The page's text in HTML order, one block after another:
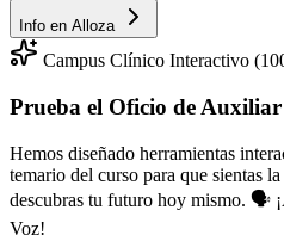
Info en Alloza
Campus Clínico Interactivo
Prueba el Oficio de Auxiliar
Hemos diseñado herramientas
temario del curso para que sientas
descubras tu futuro hoy mismo. 🗣️
Voz!